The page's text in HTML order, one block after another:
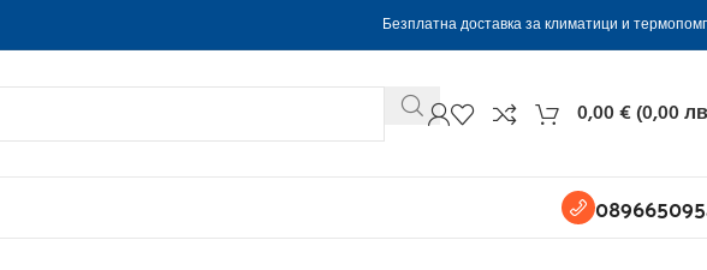
Безплатна доставка за климатици и
0,00€(0,00